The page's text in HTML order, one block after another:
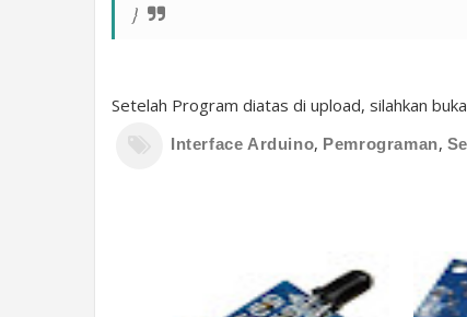
}
Setelah Program diatas di upload, silahkan buka
Interface Arduino, Pemrograman,